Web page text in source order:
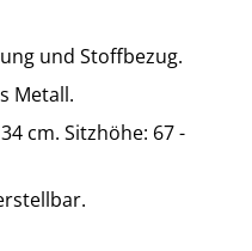
und Stoffbezug.
Metall.
cm. Sitzhöhe: 67 -